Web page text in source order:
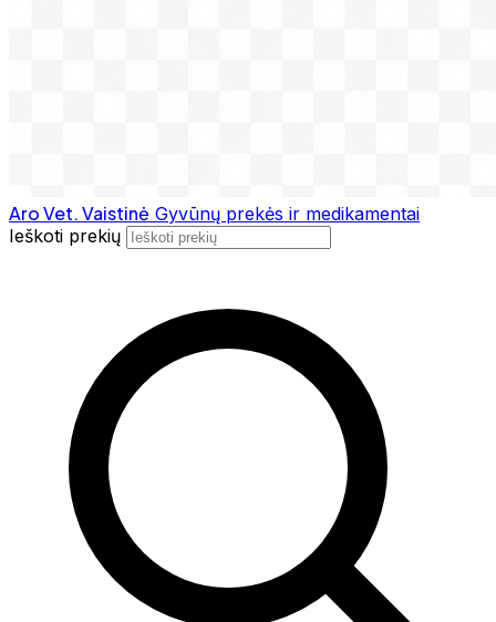
Aro Vet. Vaistinė Gyvūnų prekės ir medikamentai
Ieškoti prekių